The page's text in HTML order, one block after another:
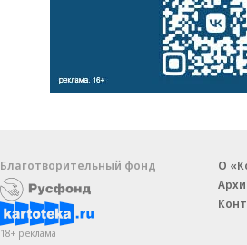
Благотворительный фонд
18+ реклама
О